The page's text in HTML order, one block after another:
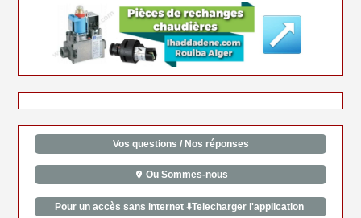
Vos questions / Nos réponses
Ou Sommes-nous
Pour un accès sans internet ⬇️Telecharger l'application